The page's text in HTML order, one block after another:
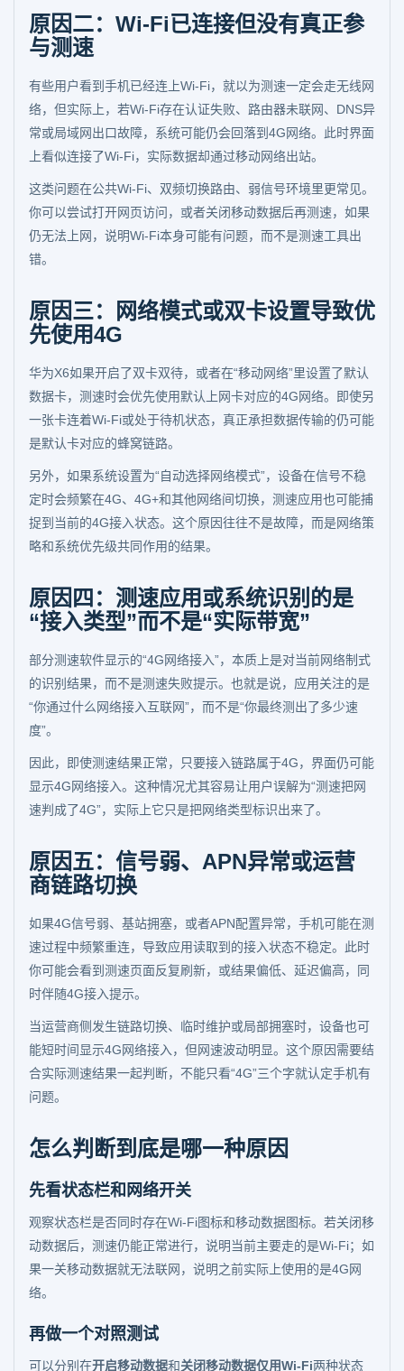
原因二：Wi-Fi已连接但没有真正参
与测速
有些用户看到手机已经连上Wi-Fi，就以为测速一定会走无线网
络，但实际上，若Wi-Fi存在认证失败、路由器未联网、DNS异
常或局域网出口故障，系统可能仍会回落到4G网络。此时界面
上看似连接了Wi-Fi，实际数据却通过移动网络出站。
这类问题在公共Wi-Fi、双频切换路由、弱信号环境里更常见。
你可以尝试打开网页访问，或者关闭移动数据后再测速，如果
仍无法上网，说明Wi-Fi本身可能有问题，而不是测速工具出
错。
原因三：网络模式或双卡设置导致优
先使用4G
华为X6如果开启了双卡双待，或者在“移动网络”里设置了默认
数据卡，测速时会优先使用默认上网卡对应的4G网络。即使另
一张卡连着Wi-Fi或处于待机状态，真正承担数据传输的仍可能
是默认卡对应的蜂窝链路。
另外，如果系统设置为“自动选择网络模式”，设备在信号不稳
定时会频繁在4G、4G+和其他网络间切换，测速应用也可能捕
捉到当前的4G接入状态。这个原因往往不是故障，而是网络策
略和系统优先级共同作用的结果。
原因四：测速应用或系统识别的是
“接入类型”而不是“实际带宽”
部分测速软件显示的“4G网络接入”，本质上是对当前网络制式
的识别结果，而不是测速失败提示。也就是说，应用关注的是
“你通过什么网络接入互联网”，而不是“你最终测出了多少速
度”。
因此，即使测速结果正常，只要接入链路属于4G，界面仍可能
显示4G网络接入。这种情况尤其容易让用户误解为“测速把网
速判成了4G”，实际上它只是把网络类型标识出来了。
原因五：信号弱、APN异常或运营
商链路切换
如果4G信号弱、基站拥塞，或者APN配置异常，手机可能在测
速过程中频繁重连，导致应用读取到的接入状态不稳定。此时
你可能会看到测速页面反复刷新，或结果偏低、延迟偏高，同
时伴随4G接入提示。
当运营商侧发生链路切换、临时维护或局部拥塞时，设备也可
能短时间显示4G网络接入，但网速波动明显。这个原因需要结
合实际测速结果一起判断，不能只看“4G”三个字就认定手机有
问题。
怎么判断到底是哪一种原因
先看状态栏和网络开关
观察状态栏是否同时存在Wi-Fi图标和移动数据图标。若关闭移
动数据后，测速仍能正常进行，说明当前主要走的是Wi-Fi；如
果一关移动数据就无法联网，说明之前实际上使用的是4G网
络。
再做一个对照测试
可以分别在开启移动数据和关闭移动数据仅用Wi-Fi两种状态